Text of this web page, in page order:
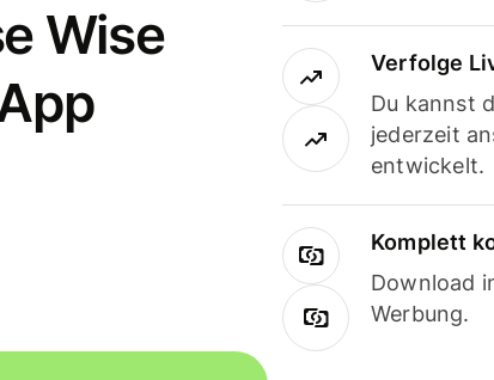
Wise
Verfolge
Du kannst
jederzeit
entwickelt.
Komplett
Download
Werbung.